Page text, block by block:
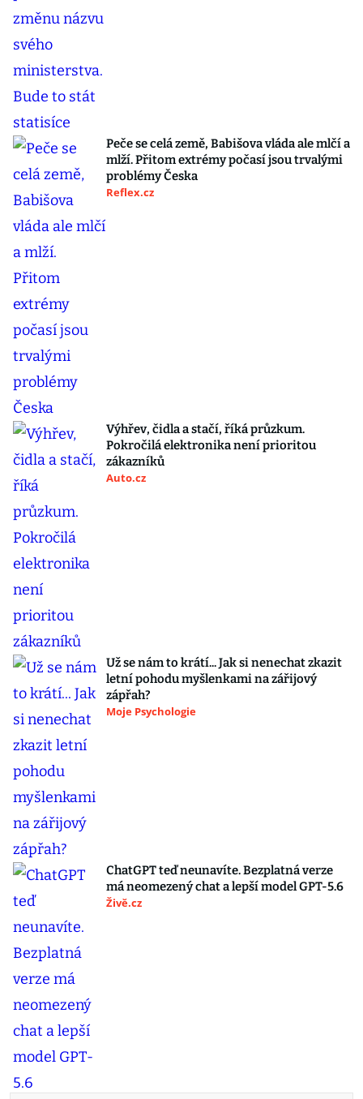
Peče se celá země, Babišova vláda ale mlčí a
mlží. Přitom extrémy počasí jsou trvalými
problémy Česka
Reflex.cz
Výhřev, čidla a stačí, říká průzkum.
Pokročilá elektronika není prioritou
zákazníků
Auto.cz
Už se nám to krátí... Jak si nenechat zkazit
letní pohodu myšlenkami na zářijový
zápřah?
Moje Psychologie
ChatGPT teď neunavíte. Bezplatná verze
má neomezený chat a lepší model GPT-5.6
Živě.cz